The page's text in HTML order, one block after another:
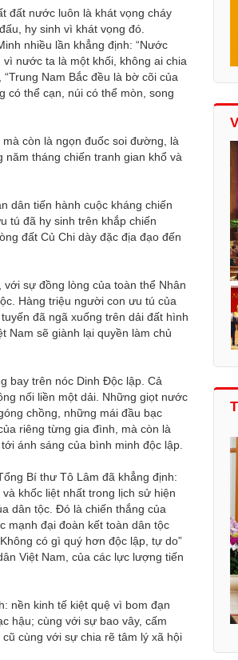
đất nước luôn là khát vọng cháy
hy sinh vì khát vọng đó.
nhiều lần khẳng định: “Nước
nước ta là một khối, không ai chia
Nam Bắc đều là bờ cõi của
có thể cạn, núi có thể mòn, song
còn là ngọn đuốc soi đường, là
tháng chiến tranh gian khổ và
dân tiến hành cuộc kháng chiến
tú đã hy sinh trên khắp chiến
đất Củ Chi dày đặc địa đạo đến
sự đồng lòng của toàn thể Nhân
Hàng triệu người con ưu tú của
đã ngã xuống trên dải đất hình
Nam sẽ giành lại quyền làm chủ
bay trên nóc Dinh Độc lập. Cả
nối liền một dải. Những giọt nước
chồng, những mái đầu bạc
riêng từng gia đình, mà còn là
ánh sáng của bình minh độc lập.
Bí thư Tô Lâm đã khẳng định:
khốc liệt nhất trong lịch sử hiện
dân tộc. Đó là chiến thắng của
mạnh đại đoàn kết toàn dân tộc
có gì quý hơn độc lập, tự do”
Việt Nam, của các lực lượng tiến
nền kinh tế kiệt quệ vì bom đạn
hậu; cùng với sự bao vây, cấm
cùng với sự chia rẽ tâm lý xã hội